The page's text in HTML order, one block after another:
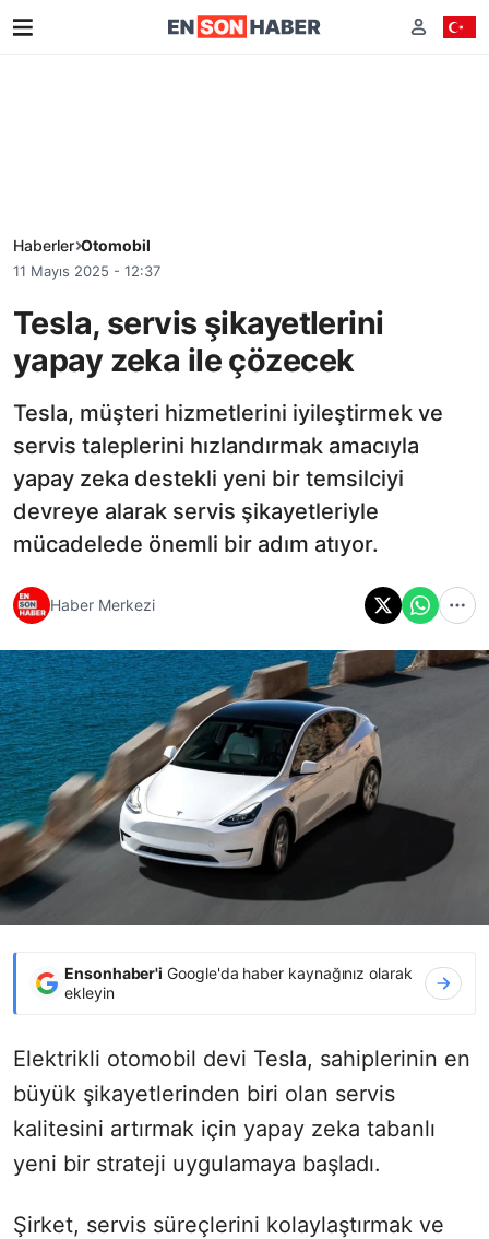
Haberler Otomobil
11 Mayıs 2025 - 12:37
Tesla, servis şikayetlerini
yapay zeka ile çözecek
Tesla, müşteri hizmetlerini iyileştirmek ve
servis taleplerini hızlandırmak amacıyla
yapay zeka destekli yeni bir temsilciyi
devreye alarak servis şikayetleriyle
mücadelede önemli bir adım atıyor.
Haber Merkezi
Ensonhaber'i Google'da haber kaynağınız olarak
ekleyin
Elektrikli otomobil devi Tesla, sahiplerinin en
büyük şikayetlerinden biri olan servis
kalitesini artırmak için yapay zeka tabanlı
yeni bir strateji uygulamaya başladı.
Şirket, servis süreçlerini kolaylaştırmak ve